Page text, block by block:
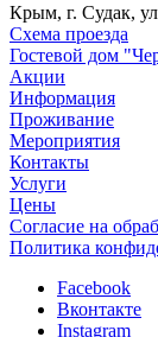
Крым, г. Судак,
Схема проезда
Гостевой дом
Акции
Информация
Проживание
Мероприятия
Контакты
Услуги
Цены
Согласие на
Политика
Facebook
Вконтакте
Instagram